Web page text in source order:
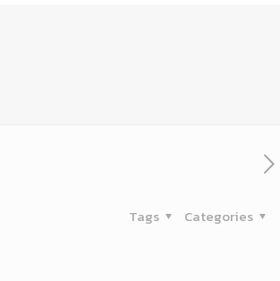
Categories
Tags